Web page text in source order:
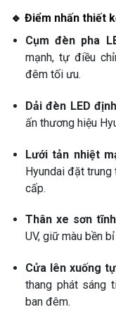
🔹 Điểm nhấn thiết
Cụm đèn pha
mạnh, tự điều
đêm tối ưu.
Dải đèn LED
ấn thương hiệu
Lưới tản nhiệt
Hyundai đặt
cấp.
Thân xe sơn
UV, giữ màu bền
Cửa lên xuống
thang phát sáng
ban đêm.